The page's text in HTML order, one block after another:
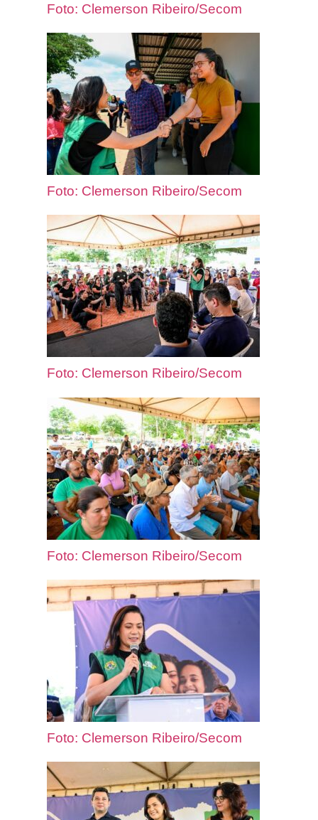
Foto: Clemerson Ribeiro/Secom
Foto: Clemerson Ribeiro/Secom
Foto: Clemerson Ribeiro/Secom
Foto: Clemerson Ribeiro/Secom
Foto: Clemerson Ribeiro/Secom